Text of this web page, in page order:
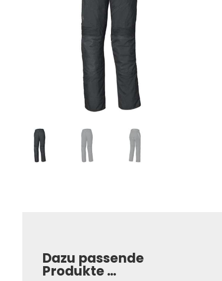
Dazu passende
Produkte …